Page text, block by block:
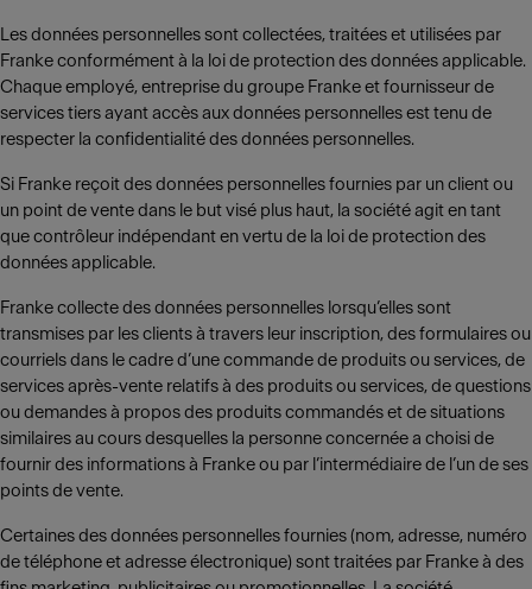
Les données personnelles sont collectées, traitées et utilisées par
Franke conformément à la loi de protection des données applicable.
Chaque employé, entreprise du groupe Franke et fournisseur de
services tiers ayant accès aux données personnelles est tenu de
respecter la confidentialité des données personnelles.
Si Franke reçoit des données personnelles fournies par un client ou
un point de vente dans le but visé plus haut, la société agit en tant
que contrôleur indépendant en vertu de la loi de protection des
données applicable.
Franke collecte des données personnelles lorsqu’elles sont
transmises par les clients à travers leur inscription, des formulaires ou
courriels dans le cadre d’une commande de produits ou services, de
services après-vente relatifs à des produits ou services, de questions
ou demandes à propos des produits commandés et de situations
similaires au cours desquelles la personne concernée a choisi de
fournir des informations à Franke ou par l’intermédiaire de l’un de ses
points de vente.
Certaines des données personnelles fournies (nom, adresse, numéro
de téléphone et adresse électronique) sont traitées par Franke à des